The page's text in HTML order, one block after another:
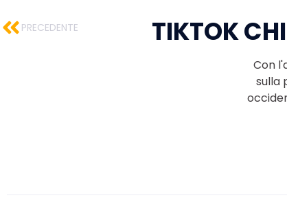
TIKTOK
Con
sulla
PRECEDENTE